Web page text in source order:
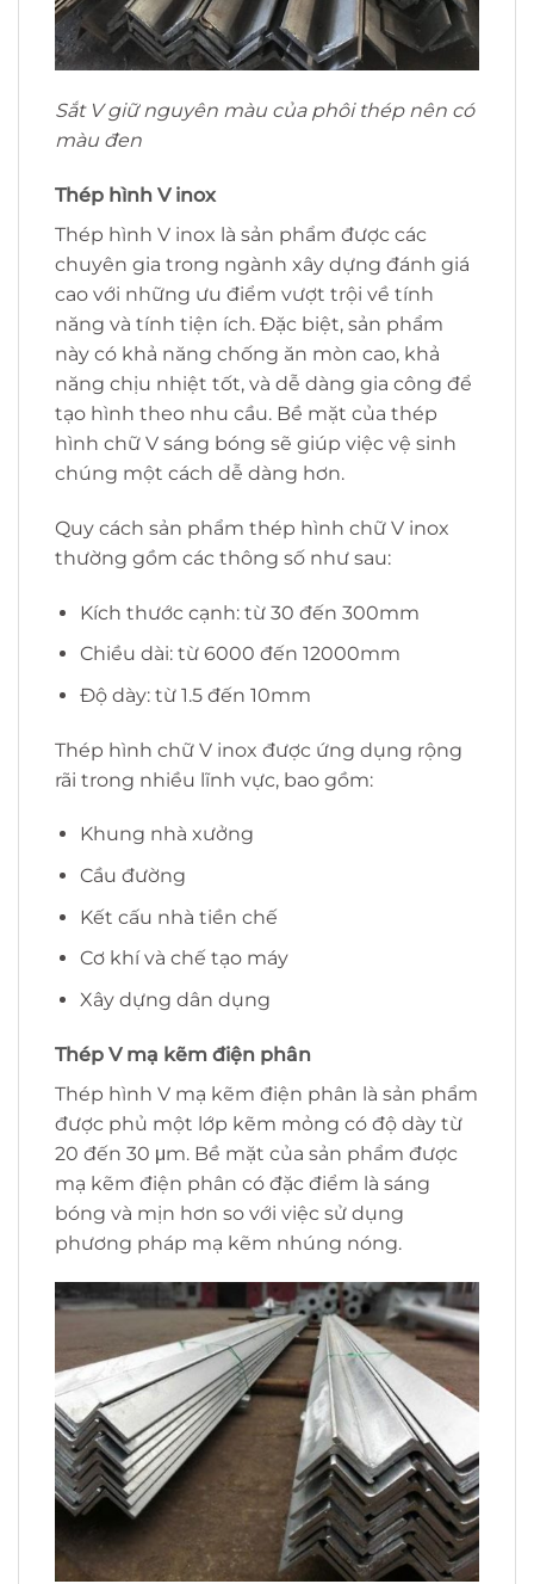
Sắt V giữ nguyên màu của phôi thép nên có
màu đen
Thép hình V inox
Thép hình V inox là sản phẩm được các
chuyên gia trong ngành xây dựng đánh giá
cao với những ưu điểm vượt trội về tính
năng và tính tiện ích. Đặc biệt, sản phẩm
này có khả năng chống ăn mòn cao, khả
năng chịu nhiệt tốt, và dễ dàng gia công để
tạo hình theo nhu cầu. Bề mặt của thép
hình chữ V sáng bóng sẽ giúp việc vệ sinh
chúng một cách dễ dàng hơn.
Quy cách sản phẩm thép hình chữ V inox
thường gồm các thông số như sau:
Kích thước cạnh: từ 30 đến 300mm
Chiều dài: từ 6000 đến 12000mm
Độ dày: từ 1.5 đến 10mm
Thép hình chữ V inox được ứng dụng rộng
rãi trong nhiều lĩnh vực, bao gồm:
Khung nhà xưởng
Cầu đường
Kết cấu nhà tiền chế
Cơ khí và chế tạo máy
Xây dựng dân dụng
Thép V mạ kẽm điện phân
Thép hình V mạ kẽm điện phân là sản phẩm
được phủ một lớp kẽm mỏng có độ dày từ
20 đến 30 μm. Bề mặt của sản phẩm được
mạ kẽm điện phân có đặc điểm là sáng
bóng và mịn hơn so với việc sử dụng
phương pháp mạ kẽm nhúng nóng.